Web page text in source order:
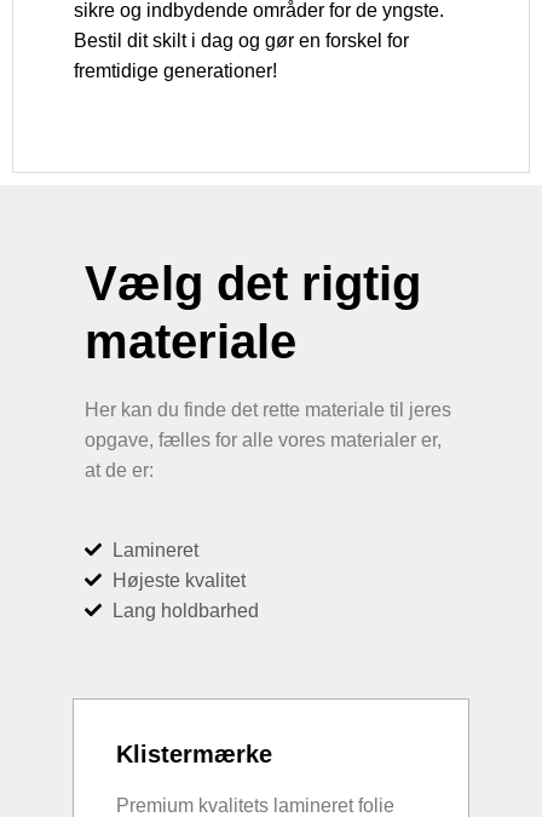
sikre og indbydende områder for de yngste.
Bestil dit skilt i dag og gør en forskel for
fremtidige generationer!
Vælg det rigtig
materiale
Her kan du finde det rette materiale til jeres
opgave, fælles for alle vores materialer er,
at de er:
Lamineret
Højeste kvalitet
Lang holdbarhed
Klistermærke
Premium kvalitets lamineret folie